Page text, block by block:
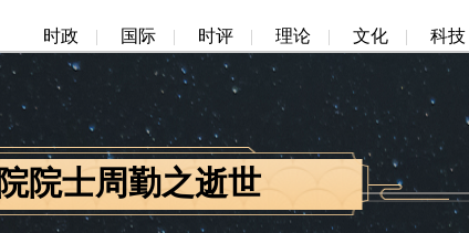
时政 | 国际 | 时评 | 理论 | 文化 | 科技
院士周勤之逝世